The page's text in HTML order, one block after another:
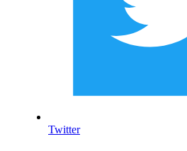
Twitter